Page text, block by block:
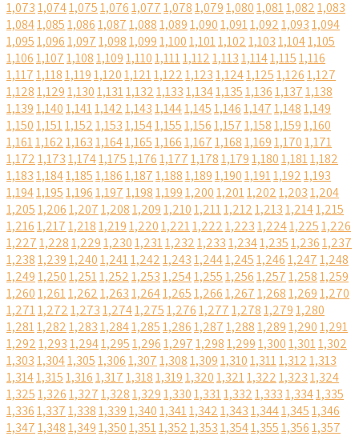
1,0731,0741,0751,0761,0771,0781,0791,0801,0811,0821,083
1,0841,0851,0861,0871,0881,0891,0901,0911,0921,0931,094
1,0951,0961,0971,0981,0991,1001,1011,1021,1031,1041,105
1,1061,1071,1081,1091,1101,1111,1121,1131,1141,1151,116
1,1171,1181,1191,1201,1211,1221,1231,1241,1251,1261,127
1,1281,1291,1301,1311,1321,1331,1341,1351,1361,1371,138
1,1391,1401,1411,1421,1431,1441,1451,1461,1471,1481,149
1,1501,1511,1521,1531,1541,1551,1561,1571,1581,1591,160
1,1611,1621,1631,1641,1651,1661,1671,1681,1691,1701,171
1,1721,1731,1741,1751,1761,1771,1781,1791,1801,1811,182
1,1831,1841,1851,1861,1871,1881,1891,1901,1911,1921,193
1,1941,1951,1961,1971,1981,1991,2001,2011,2021,2031,204
1,2051,2061,2071,2081,2091,2101,2111,2121,2131,2141,215
1,2161,2171,2181,2191,2201,2211,2221,2231,2241,2251,226
1,2271,2281,2291,2301,2311,2321,2331,2341,2351,2361,237
1,2381,2391,2401,2411,2421,2431,2441,2451,2461,2471,248
1,2491,2501,2511,2521,2531,2541,2551,2561,2571,2581,259
1,2601,2611,2621,2631,2641,2651,2661,2671,2681,2691,270
1,2711,2721,2731,2741,2751,2761,2771,2781,2791,280
1,2811,2821,2831,2841,2851,2861,2871,2881,2891,2901,291
1,2921,2931,2941,2951,2961,2971,2981,2991,3001,3011,302
1,3031,3041,3051,3061,3071,3081,3091,3101,3111,3121,313
1,3141,3151,3161,3171,3181,3191,3201,3211,3221,3231,324
1,3251,3261,3271,3281,3291,3301,3311,3321,3331,3341,335
1,3361,3371,3381,3391,3401,3411,3421,3431,3441,3451,346
1,3471,3481,3491,3501,3511,3521,3531,3541,3551,3561,357